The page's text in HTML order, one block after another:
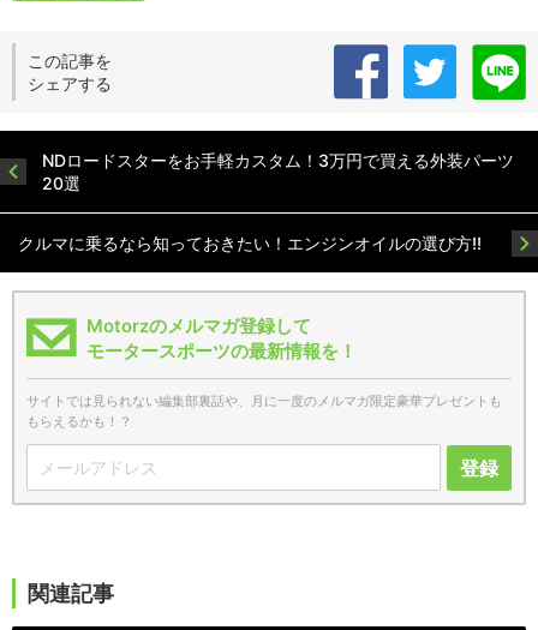
この記事を
シェアする
NDロードスターをお手軽カスタム！3万円で買える外装パーツ
20選
クルマに乗るなら知っておきたい！エンジンオイルの選び方!!
Motorzのメルマガ登録して
モータースポーツの最新情報を！
サイトでは見られない編集部裏話や、月に一度のメルマガ限定豪華プレゼントも
もらえるかも！？
登録
関連記事